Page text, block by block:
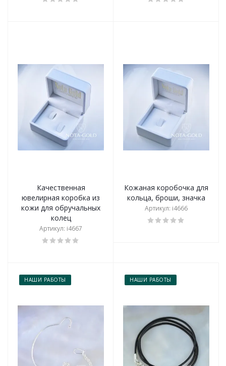
Качественная
ювелирная коробка из
кожи для обручальных
колец
Артикул: i4667
Кожаная коробочка для
кольца, броши, значка
Артикул: i4666
НАШИ РАБОТЫ НАШИ РАБОТЫ